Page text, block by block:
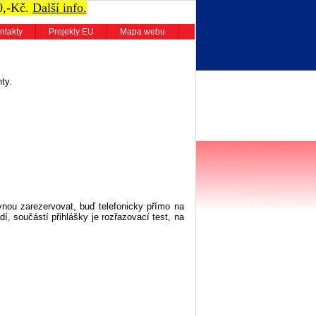
Kč. Další info.
Projekty EU Mapa webu
zarezervovat, buď telefonicky přímo na
součástí přihlášky je rozřazovací test, na